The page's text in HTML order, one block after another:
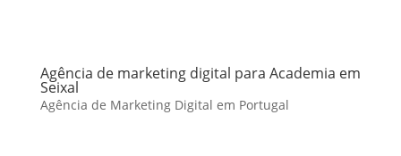
Agência de marketing digital para Academia em
Seixal
Agência de Marketing Digital em Portugal